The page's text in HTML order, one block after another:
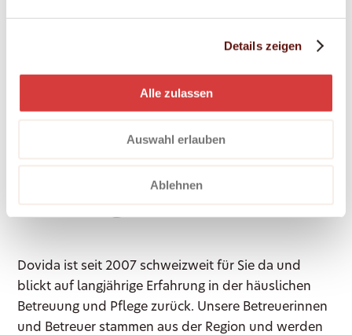
Details zeigen
Alle zulassen
Auswahl erlauben
Ablehnen
Situation abgestimmt. Ihre Bedürfnisse und
Sie dabei, Ihren Alltag nach Ihren Vorstellungen zu
So erreichen Sie Dovida
in Schwenden im
Dovida ist seit 2007 schweizweit für Sie da und
blickt auf langjährige Erfahrung in der häuslichen
Betreuung und Pflege zurück. Unsere Betreuerinnen
und Betreuer stammen aus der Region und werden